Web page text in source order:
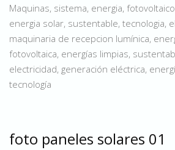
Maquinas, sistema, energia,
energia solar, sustentable, tecnologia,
maquinaria de recepcion lumínica,
fotovoltaica, energías limpias,
electricidad, generación eléctrica,
tecnología
foto paneles solares 01